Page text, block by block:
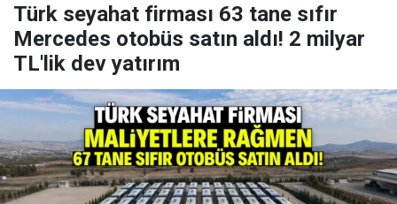
Türk seyahat firması 63 tane sıfır
Mercedes otobüs satın aldı! 2 milyar
TL'lik dev yatırım